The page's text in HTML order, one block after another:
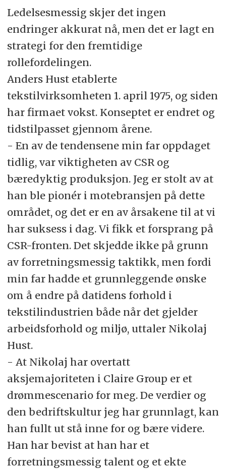
Ledelsesmessig skjer det ingen
endringer akkurat nå, men det er lagt en
strategi for den fremtidige
rollefordelingen.
Anders Hust etablerte
tekstilvirksomheten 1. april 1975, og siden
har firmaet vokst. Konseptet er endret og
tidstilpasset gjennom årene.
- En av de tendensene min far oppdaget
tidlig, var viktigheten av CSR og
bæredyktig produksjon. Jeg er stolt av at
han ble pionér i motebransjen på dette
området, og det er en av årsakene til at vi
har suksess i dag. Vi fikk et forsprang på
CSR-fronten. Det skjedde ikke på grunn
av forretningsmessig taktikk, men fordi
min far hadde et grunnleggende ønske
om å endre på datidens forhold i
tekstilindustrien både når det gjelder
arbeidsforhold og miljø, uttaler Nikolaj
Hust.
- At Nikolaj har overtatt
aksjemajoriteten i Claire Group er et
drømmescenario for meg. De verdier og
den bedriftskultur jeg har grunnlagt, kan
han fullt ut stå inne for og bære videre.
Han har bevist at han har et
forretningsmessig talent og et ekte